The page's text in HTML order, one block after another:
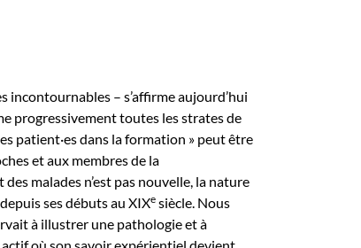
incontournables – s’affirme aujourd’hui
progressivement toutes les strates de
patient·es dans la formation » peut être
et aux membres de la
des malades n’est pas nouvelle, la nature
ses débuts au XIXesiècle. Nous
à illustrer une pathologie et à